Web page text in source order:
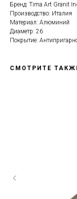
Бренд: Tima Art Granit
Производство: Италия
Материал: Алюминий
Диаметр: 26
Покрытие:
СМОТРИТЕ